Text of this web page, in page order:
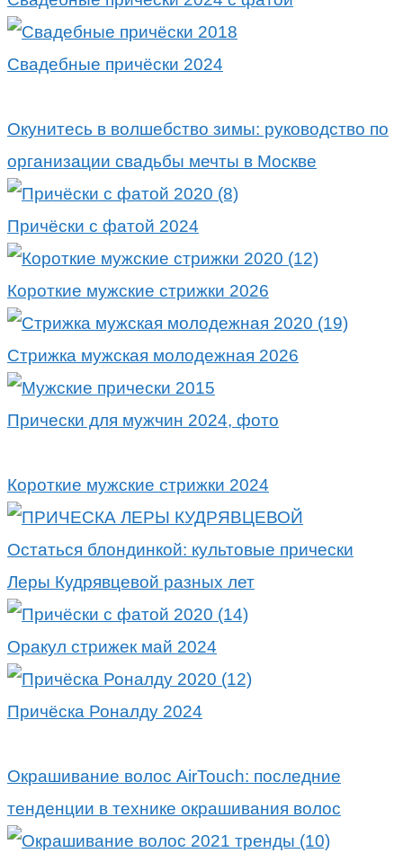
Свадебные причёски 2024
Окунитесь в волшебство зимы: руководство по
организации свадьбы мечты в Москве
Причёски с фатой 2024
Короткие мужские стрижки 2026
Стрижка мужская молодежная 2026
Прически для мужчин 2024, фото
Короткие мужские стрижки 2024
Остаться блондинкой: культовые прически
Леры Кудрявцевой разных лет
Оракул стрижек май 2024
Причёска Роналду 2024
Окрашивание волос AirTouch: последние
тенденции в технике окрашивания волос